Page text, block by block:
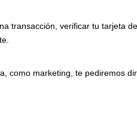
transacción, verificar tu tarjeta
como marketing, te pediremos